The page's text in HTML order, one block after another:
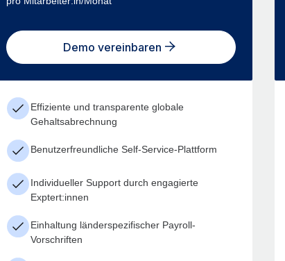
Demo vereinbaren
Effiziente und transparente globale
Gehaltsabrechnung
Benutzerfreundliche Self-Service-Plattform
Individueller Support durch engagierte
Exptert:innen
Einhaltung länderspezifischer Payroll-
Vorschriften